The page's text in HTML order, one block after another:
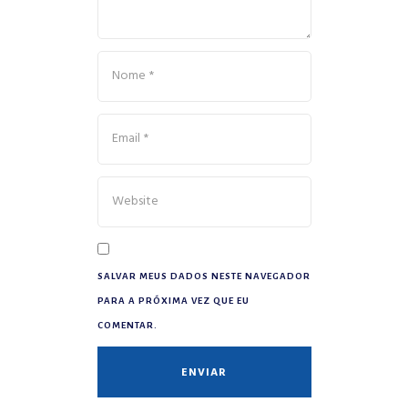
SALVAR MEUS DADOS NESTE NAVEGADOR
PARA A PRÓXIMA VEZ QUE EU
COMENTAR.